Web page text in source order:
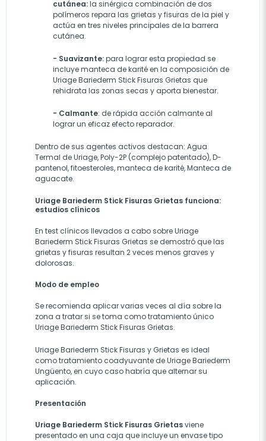
cutánea:la sinérgica combinación de dos
polímeros repara las grietas y fisuras de la piel y
actúa en tres niveles principales de la barrera
cutánea.
- Suavizante:para lograr esta propiedad se
incluye manteca de karité en la composición de
Uriage Bariederm Stick Fisuras Grietas que
rehidrata las zonas secas y aporta bienestar.
- Calmante: de rápida acción calmante al
lograr un eficaz efecto reparador.
Dentro de sus agentes activos destacan: Agua
Termal de Uriage, Poly-2P (complejo patentado), D-
pantenol, fitoesteroles, manteca de karité, Manteca de
aguacate.
Uriage Bariederm Stick Fisuras Grietas funciona:
estudios clínicos
En test clínicos llevados a cabo sobre Uriage
Bariederm Stick Fisuras Grietas se demostró que las
grietas y fisuras resultan 2 veces menos graves y
dolorosas.
Modo de empleo
Se recomienda aplicar varias veces al día sobre la
zona a tratar si se toma como tratamiento único
Uriage Bariederm Stick Fisuras Grietas.
Uriage Bariederm Stick Fisuras y Grietas es ideal
como tratamiento coadyuvante de Uriage Bariederm
Ungüento, en cuyo caso habría que alternar su
aplicación.
Presentación
Uriage Bariederm Stick Fisuras Grietasviene
presentado en una caja que incluye un envase tipo